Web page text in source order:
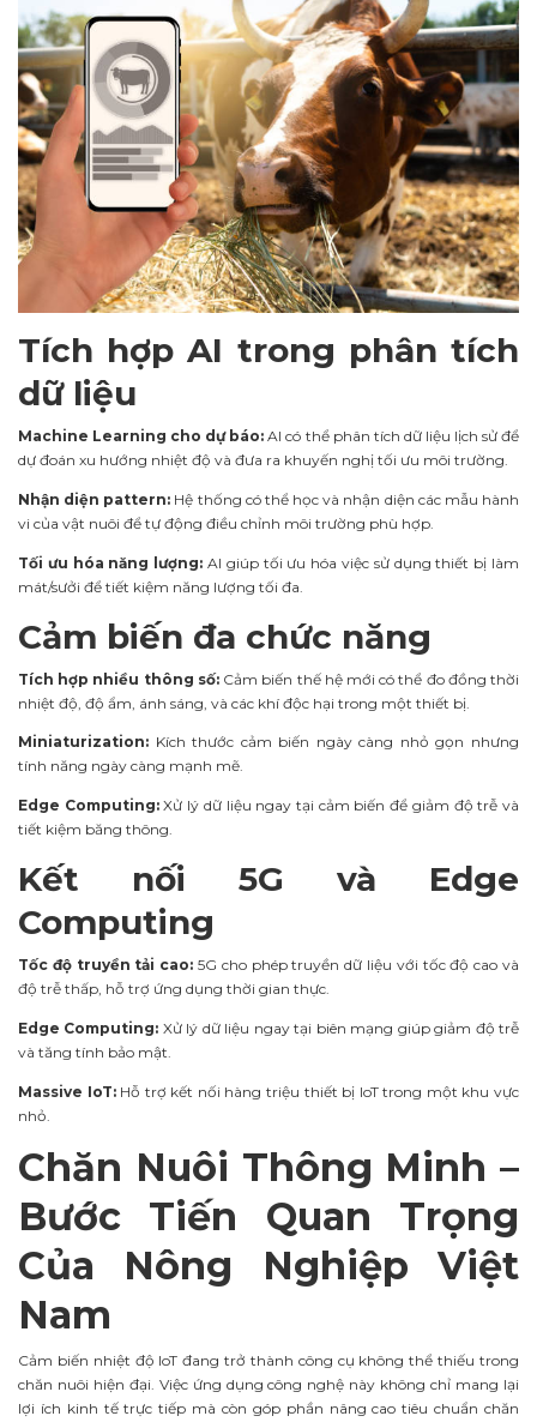
Tích hợp AI trong phân tích
dữ liệu
Machine Learning cho dự báo: AI có thể phân tích dữ liệu lịch sử để
dự đoán xu hướng nhiệt độ và đưa ra khuyến nghị tối ưu môi trường.
Nhận diện pattern: Hệ thống có thể học và nhận diện các mẫu hành
vi của vật nuôi để tự động điều chỉnh môi trường phù hợp.
Tối ưu hóa năng lượng: AI giúp tối ưu hóa việc sử dụng thiết bị làm
mát/sưởi để tiết kiệm năng lượng tối đa.
Cảm biến đa chức năng
Tích hợp nhiều thông số:Cảm biến thế hệ mới có thể đo đồng thời
nhiệt độ, độ ẩm, ánh sáng, và các khí độc hại trong một thiết bị.
Miniaturization: Kích thước cảm biến ngày càng nhỏ gọn nhưng
tính năng ngày càng mạnh mẽ.
Edge Computing:Xử lý dữ liệu ngay tại cảm biến để giảm độ trễ và
tiết kiệm băng thông.
Kết nối 5G và Edge
Computing
Tốc độ truyền tải cao: 5G cho phép truyền dữ liệu với tốc độ cao và
độ trễ thấp, hỗ trợ ứng dụng thời gian thực.
Edge Computing: Xử lý dữ liệu ngay tại biên mạng giúp giảm độ trễ
và tăng tính bảo mật.
Massive IoT:Hỗ trợ kết nối hàng triệu thiết bị IoT trong một khu vực
nhỏ.
Chăn Nuôi Thông Minh –
Bước Tiến Quan Trọng
Của Nông Nghiệp Việt
Nam
Cảm biến nhiệt độ IoT đang trở thành công cụ không thể thiếu trong
chăn nuôi hiện đại. Việc ứng dụng công nghệ này không chỉ mang lại
lợi ích kinh tế trực tiếp mà còn góp phần nâng cao tiêu chuẩn chăn